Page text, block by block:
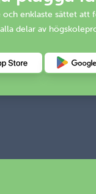
och enklaste sättet att
delar av
Hämta det på Appstore